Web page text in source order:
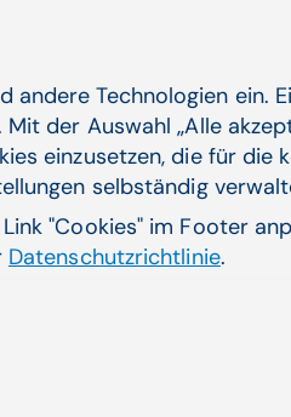
untersucht
Nuklearmedizin
z.B. der Delta-
Maßnahmen für
Technologien ein.
der Auswahl „Alle
einzusetzen, die für
selbständig
"Cookies" im Footer
Datenschutzrichtlinie.